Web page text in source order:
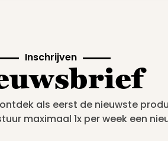
Inschrijven
als eerst de nieuwste
maximaal 1x per week een